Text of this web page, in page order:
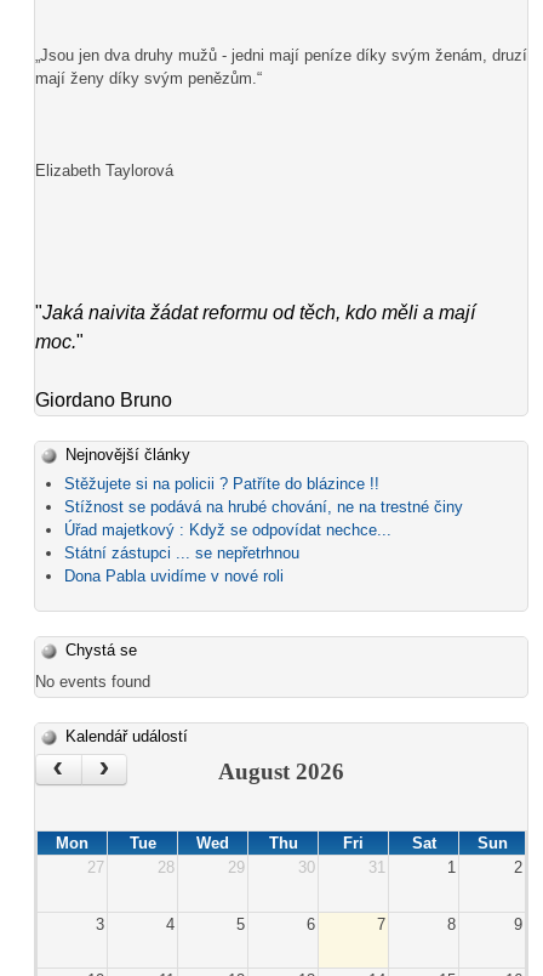
„Jsou jen dva druhy mužů - jedni mají peníze díky svým ženám, druzí
mají ženy díky svým penězům.“
Elizabeth Taylorová
"Jaká naivita žádat reformu od těch, kdo měli a mají
moc."
Giordano Bruno
Nejnovější články
Stěžujete si na policii ? Patříte do blázince !!
Stížnost se podává na hrubé chování, ne na trestné činy
Úřad majetkový : Když se odpovídat nechce...
Státní zástupci ... se nepřetrhnou
Dona Pabla uvidíme v nové roli
Chystá se
No events found
Kalendář událostí
‹ › August 2026
Mon Tue Wed Thu Fri Sat
Sun
27
28 29 30 31 1 2
3 4 5 6 7 8 9